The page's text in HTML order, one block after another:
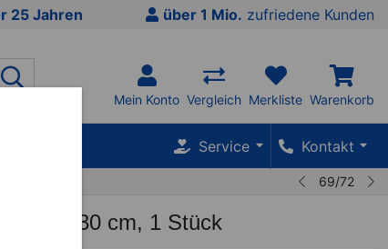
25 Jahren über 1 Mio. zufriedene Kunden
Mein Konto Vergleich Merkliste Warenkorb
Service Kontakt
69/72
20x30 cm, 1 Stück